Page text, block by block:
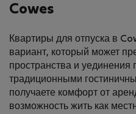
Cowes
Квартиры для отпуска в
вариант, который может
пространства и уединения
традиционными
получаете комфорт от
возможность жить как